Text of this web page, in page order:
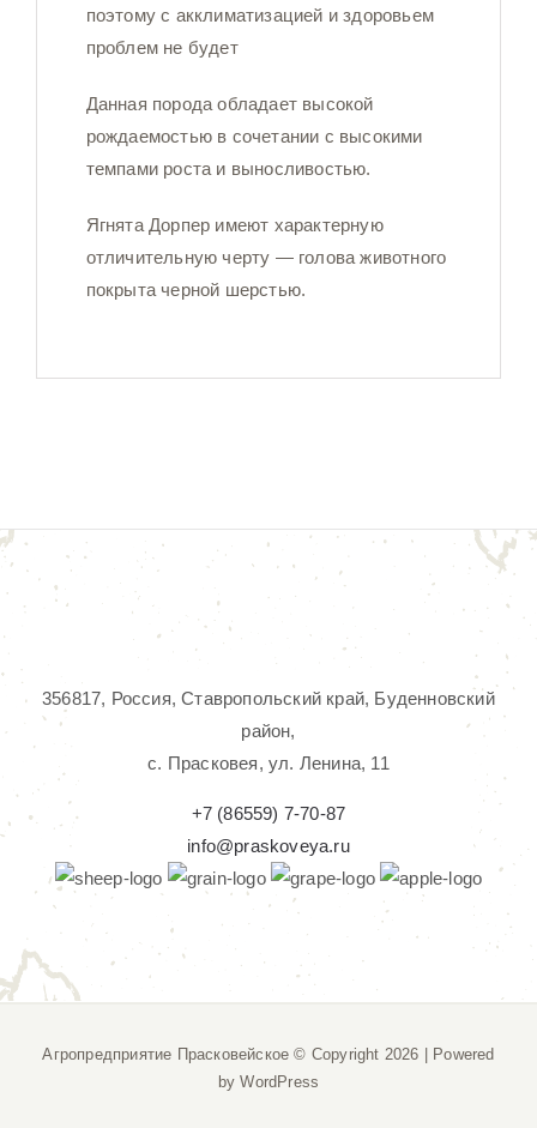
поэтому с акклиматизацией и здоровьем
проблем не будет
Данная порода обладает высокой
рождаемостью в сочетании с высокими
темпами роста и выносливостью.
Ягнята Дорпер имеют характерную
отличительную черту — голова животного
покрыта черной шерстью.
356817, Россия, Ставропольский край, Буденновский
район,
с. Прасковея, ул. Ленина, 11
+7 (86559) 7-70-87
info@praskoveya.ru
Агропредприятие Прасковейское © Copyright 2026 | Powered
byWordPress